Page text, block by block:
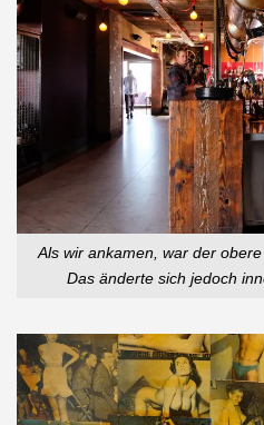
Als wir ankamen, war der
Das änderte sich jedoch